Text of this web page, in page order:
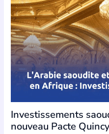
Investissements
nouveau Pacte